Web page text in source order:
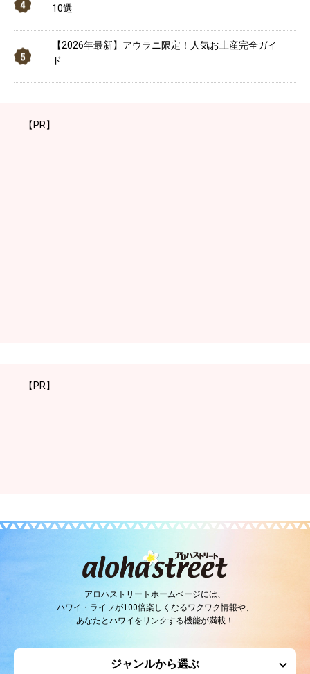
10選
【2026年最新】アウラニ限定！人気お土産完全ガイ
ド
【PR】
【PR】
アロハストリートホームページには、
ハワイ・ライフが100倍楽しくなるワクワク情報や、
あなたとハワイをリンクする機能が満載！
ジャンルから選ぶ